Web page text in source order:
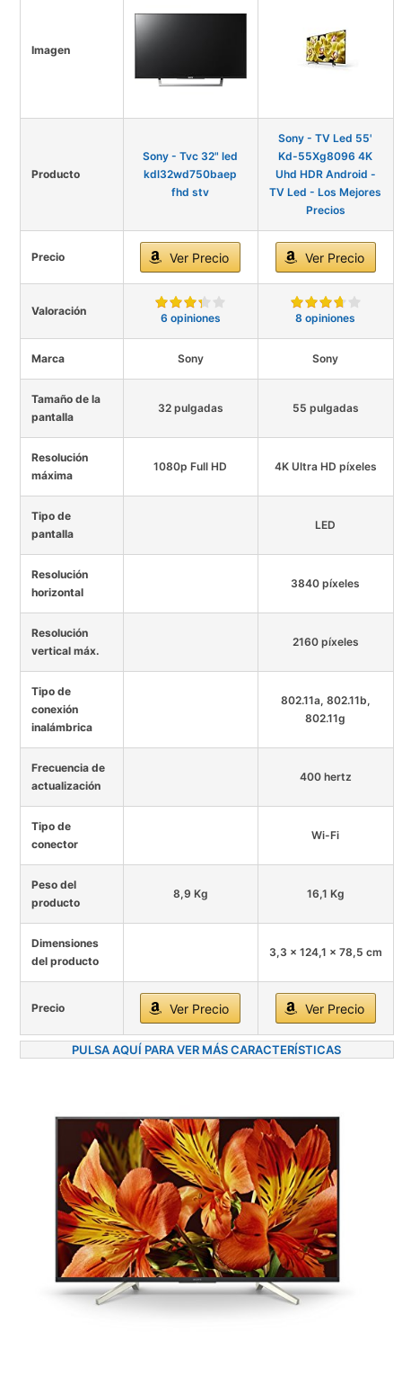
Imagen
Producto
Sony - Tvc 32" led
kdl32wd750baep
fhd stv
Sony - TV Led 55'
Kd-55Xg8096 4K
Uhd HDR Android -
TV Led - Los Mejores
Precios
Precio Ver Precio Ver Precio
Valoración
6 opiniones 8 opiniones
Marca Sony Sony
Tamaño de la
pantalla
32 pulgadas 55 pulgadas
Resolución
máxima
1080p Full HD 4K Ultra HD píxeles
Tipo de
pantalla
LED
Resolución
horizontal
3840 píxeles
Resolución
vertical máx.
2160 píxeles
Tipo de
conexión
inalámbrica
802.11a, 802.11b,
802.11g
Frecuencia de
actualización
400 hertz
Tipo de
conector
Wi-Fi
Peso del
producto
8,9 Kg 16,1 Kg
Dimensiones
del producto
3,3 x 124,1 x 78,5 cm
Precio Ver Precio Ver Precio
PULSA AQUÍ PARA VER MÁS CARACTERÍSTICAS